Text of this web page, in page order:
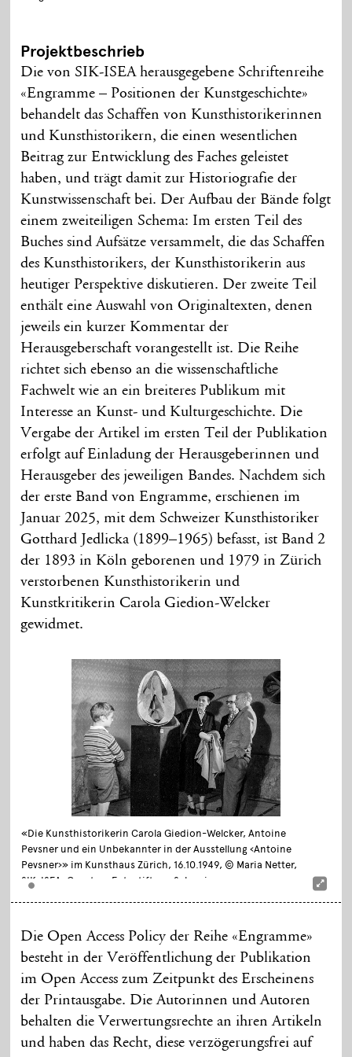
Projektbeschrieb
Die von SIK-ISEA herausgegebene Schriftenreihe
«Engramme – Positionen der Kunstgeschichte»
behandelt das Schaffen von Kunsthistorikerinnen
und Kunsthistorikern, die einen wesentlichen
Beitrag zur Entwicklung des Faches geleistet
haben, und trägt damit zur Historiografie der
Kunstwissenschaft bei. Der Aufbau der Bände folgt
einem zwei­teiligen Schema: Im ersten Teil des
Buches sind Aufsätze versammelt, die das Schaffen
des Kunsthistorikers, der Kunsthistorikerin aus
heutiger Perspektive diskutieren. Der zweite Teil
enthält eine Auswahl von Originaltexten, denen
jeweils ein kurzer Kommentar der
Herausgeberschaft vorangestellt ist. Die Reihe
richtet sich ebenso an die wissenschaftliche
Fachwelt wie an ein breiteres Publikum mit
Interesse an Kunst- und Kulturgeschichte. Die
Vergabe der Artikel im ersten Teil der Publikation
erfolgt auf Einladung der Herausgeberinnen und
Herausgeber des jeweiligen Bandes. Nachdem sich
der erste Band von Engramme, erschienen im
Januar 2025, mit dem Schweizer Kunsthistoriker
Gotthard Jedlicka (1899–1965) befasst, ist Band 2
der 1893 in Köln geborenen und 1979 in Zürich
verstorbenen Kunsthistorikerin und
Kunstkritikerin Carola Giedion-Welcker
gewidmet.
«Die Kunsthistorikerin Carola Giedion-Welcker, Antoine
Pevsner und ein Unbekannter in der Ausstellung ‹Antoine
Pevsner›» im Kunsthaus Zürich, 16.10.1949, © Maria Netter,
SIK-ISEA, Courtesy Fotostiftung Schweiz
Die Open Access Policy der Reihe «Engramme»
besteht in der Veröffentlichung der Publikation
im Open Access zum Zeitpunkt des Erscheinens
der Printausgabe. Die Autorinnen und Autoren
behalten die Verwertungsrechte an ihren Artikeln
und haben das Recht, diese verzögerungsfrei auf